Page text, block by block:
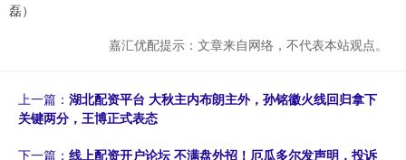
磊）
嘉汇优配提示：文章来自网络，不代表本站观点。
上一篇： 湖北配资平台 大秋主内布朗主外，孙铭徽火线回归拿下
关键两分，王博正式表态
下一篇： 线上配资开户论坛 不满盘外招！厄瓜多尔发声明，投诉